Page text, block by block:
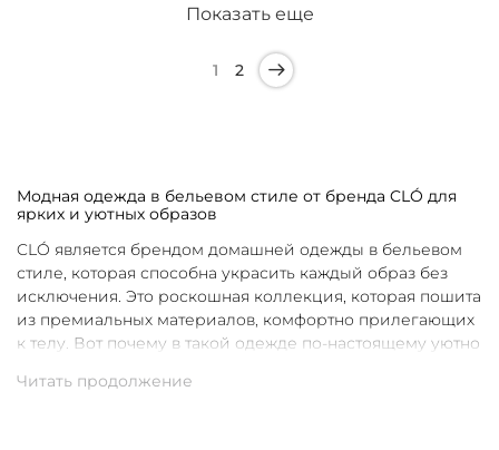
Показать еще
1 2
Модная одежда в бельевом стиле от бренда CLÓ для
ярких и уютных образов
CLÓ является брендом домашней одежды в бельевом
стиле, которая способна украсить каждый образ без
исключения. Это роскошная коллекция, которая пошита
из премиальных материалов, комфортно прилегающих
к телу. Вот почему в такой одежде по-настоящему уютно
продуманные фасоны позволяют каждой женщине